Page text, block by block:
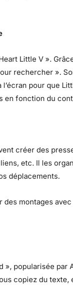
Little V ».
rechercher ».
pour que
en fonction du
créer des
etc. Il les
déplacements.
montages
», popularisée par
copiez du texte,